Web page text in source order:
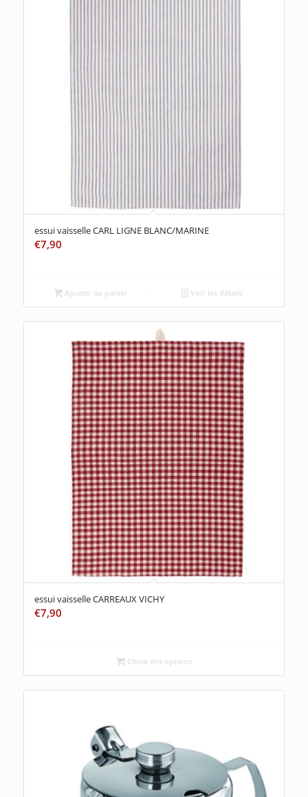
essui vaisselle CARL LIGNE BLANC/MARINE
€7,90
Ajouter au panier Voir les détails
essui vaisselle CARREAUX VICHY
€7,90
Choix des options